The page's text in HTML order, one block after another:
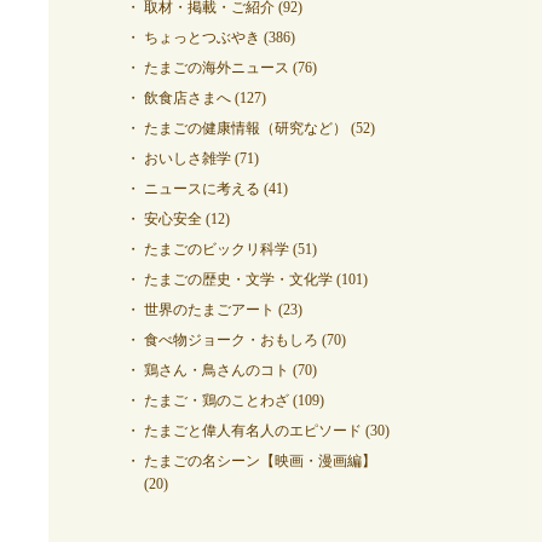
取材・掲載・ご紹介 (92)
ちょっとつぶやき (386)
たまごの海外ニュース (76)
飲食店さまへ (127)
たまごの健康情報（研究など）
(52)
おいしさ雑学 (71)
ニュースに考える (41)
安心安全 (12)
たまごのビックリ科学 (51)
たまごの歴史・文学・文化学 (101)
世界のたまごアート (23)
食べ物ジョーク・おもしろ (70)
鶏さん・鳥さんのコト (70)
たまご・鶏のことわざ (109)
たまごと偉人有名人のエピソード (30)
たまごの名シーン【映画・漫画編】
(20)